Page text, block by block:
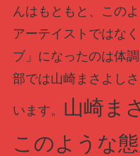
んはもともと、この
アーテイストではな
ブ」になったのは体
部では山崎まさよし
います。
山崎ま
このような